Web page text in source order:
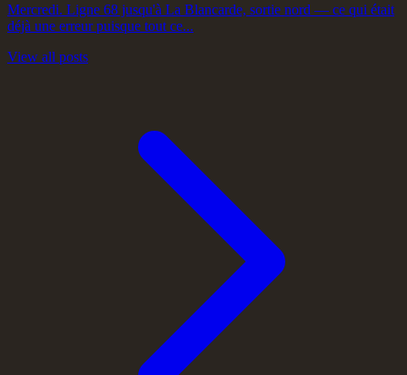
Mercredi. Ligne 68 jusqu'à La Blancarde, sortie nord — ce qui était
déjà une erreur puisque tout ce...
View all posts